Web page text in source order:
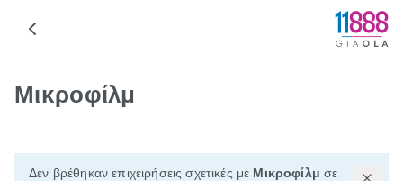
Μικροφίλμ
Δεν βρέθηκαν επιχειρήσεις σχετικές με Μικροφίλμ σε